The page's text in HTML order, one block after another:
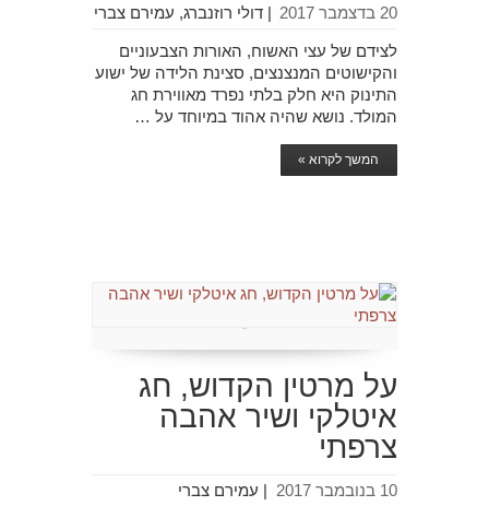
דולי רוזנברג, עמירם צברי | 20 בדצמבר 2017
לצידם של עצי האשוח, האורות הצבעוניים
והקישוטים המנצנצים, סצינת הלידה של ישוע
התינוק היא חלק בלתי נפרד מאווירת חג
המולד. נושא שהיה אהוד במיוחד על …
המשך לקרוא »
על מרטין הקדוש, חג
איטלקי ושיר אהבה
צרפתי
עמירם צברי | 10 בנובמבר 2017